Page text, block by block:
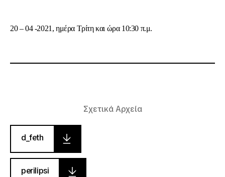
20 – 04 -2021, ημέρα Τρίτη και ώρα 10:30 π.μ.
Σχετικά Αρχεία
d_feth
perilipsi